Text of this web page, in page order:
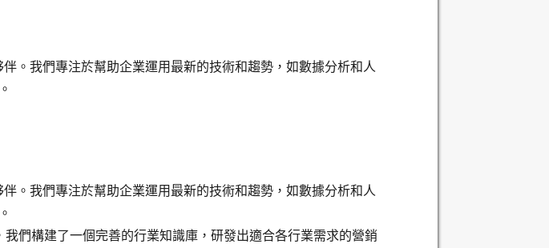
。我們專注於幫助企業運用最新的技術和趨勢，如數據分析和人
。我們專注於幫助企業運用最新的技術和趨勢，如數據分析和人
們構建了一個完善的行業知識庫，研發出適合各行業需求的營銷